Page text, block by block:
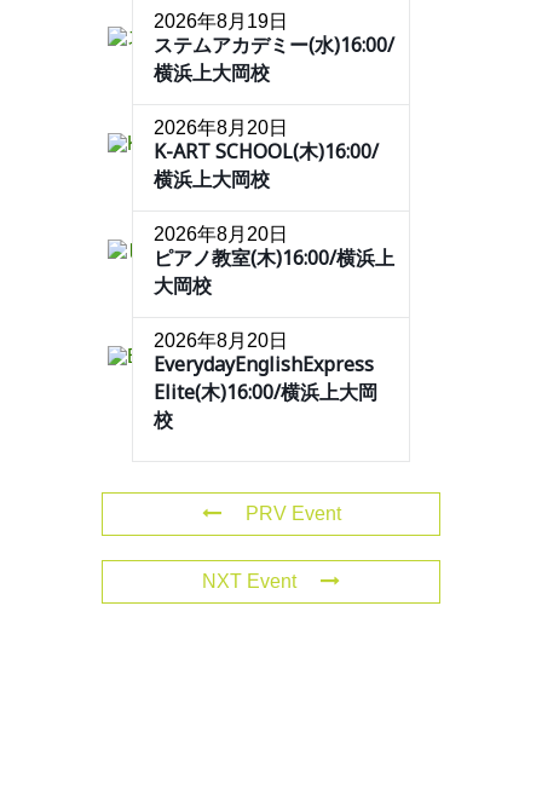
2026年8月19日
ステムアカデミー(水)16:00/
横浜上大岡校
2026年8月20日
K-ART SCHOOL(木)16:00/
横浜上大岡校
2026年8月20日
ピアノ教室(木)16:00/横浜上
大岡校
2026年8月20日
EverydayEnglishExpress
Elite(木)16:00/横浜上大岡
校
PRV Event
NXT Event